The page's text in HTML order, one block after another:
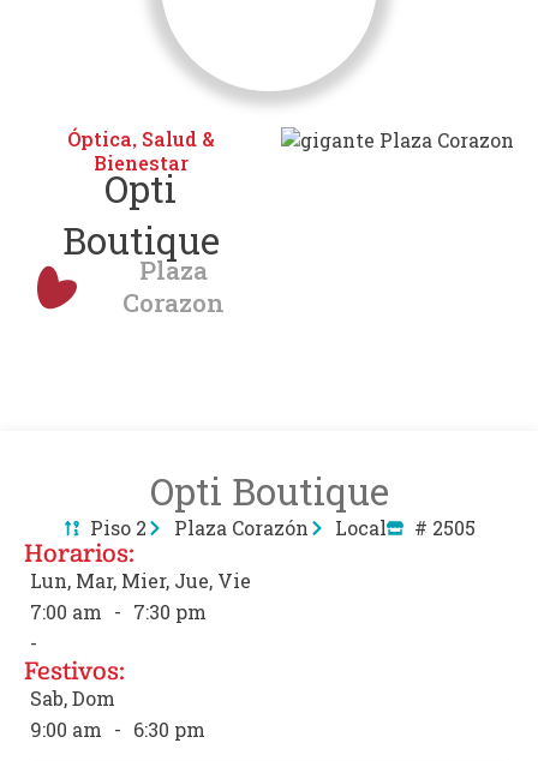
Óptica, Salud &
Bienestar
Opti
Boutique
Plaza
Corazon
Opti Boutique
Piso 2 Plaza Corazón Local # 2505
Horarios:
Lun, Mar, Mier, Jue, Vie
7:00 am - 7:30 pm
-
Festivos:
Sab, Dom
9:00 am - 6:30 pm